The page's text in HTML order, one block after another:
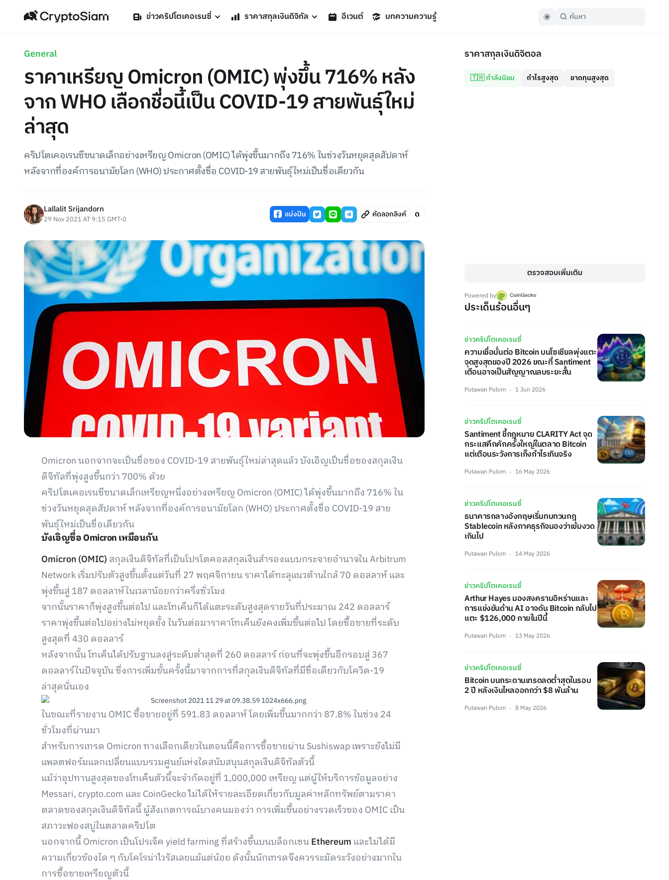
ข่าวคริปโตเคอเรนซี่ ราคาสกุลเงินดิจิทัล อีเวนต์ บทความความรู้
General
ราคาเหรียญ Omicron (OMIC) พุ่งขึ้น 716% หลัง
จาก WHO เลือกชื่อนี้เป็น COVID-19 สายพันธุ์ใหม่
ล่าสุด
คริปโตเคอเรนซีขนาดเล็กอย่างเหรียญ Omicron (OMIC) ได้พุ่งขึ้นมากถึง 716% ในช่วงวันหยุดสุดสัปดาห์
หลังจากที่องค์การอนามัยโลก (WHO) ประกาศตั้งชื่อ COVID-19 สายพันธุ์ใหม่เป็นชื่อเดียวกัน
Lallalit Srijandorn
29 Nov 2021 AT 9:15 GMT-0 แบ่งปัน คัดลอกลิงค์
Omicron นอกจากจะเป็นชื่อของ COVID-19 สายพันธุ์ใหม่ล่าสุดแล้ว บังเอิญเป็นชื่อของสกุลเงิน
ดิจิทัลที่พุ่งสูงขึ้นกว่า 700% ด้วย
คริปโตเคอเรนซีขนาดเล็กเหรียญหนึ่งอย่างเหรียญ Omicron (OMIC) ได้พุ่งขึ้นมากถึง 716% ใน
ช่วงวันหยุดสุดสัปดาห์ หลังจากที่องค์การอนามัยโลก (WHO) ประกาศตั้งชื่อ COVID-19 สาย
พันธุ์ใหม่เป็นชื่อเดียวกัน
บังเอิญชื่อ Omicron เหมือนกัน
Omicron (OMIC) สกุลเงินดิจิทัลที่เป็นโปรโตคอลสกุลเงินสำรองแบบกระจายอำนาจใน Arbitrum
Network เริ่มปรับตัวสูงขึ้นตั้งแต่วันที่ 27 พฤศจิกายน ราคาได้ทะลุแนวต้านใกล้ 70 ดอลลาห์ และ
พุ่งขึ้นสู่ 187 ดอลลาห์ในเวลาน้อยกว่าครึ่งชั่วโมง
จากนั้นราคาก็พุ่งสูงขึ้นต่อไป และโทเค็นก็ได้แตะระดับสูงสุดรายวันที่ประมาณ 242 ดอลลาร์
ราคาพุ่งขึ้นต่อไปอย่างไม่หยุดยั้ง ในวันต่อมาราคาโทเค็นยังคงเพิ่มขึ้นต่อไป โดยซื้อขายที่ระดับ
สูงสุดที่ 430 ดอลลาร์
หลังจากนั้น โทเค็นได้ปรับฐานลงสู่ระดับต่ำสุดที่ 260 ดอลลาร์ ก่อนที่จะพุ่งขึ้นอีกรอบสู่ 367
ดอลลาร์ในปัจจุบัน ซึ่งการเพิ่มขั้นครั้งนี้มาจากการที่สกุลเงินดิจิทัลที่มีชื่อเดียวกับโควิด-19
ล่าสุดนั่นเอง
ในขณะที่รายงาน OMIC ซื้อขายอยู่ที่ 591.83 ดอลลาห์ โดยเพิ่มขึ้นมากกว่า 87.8% ในช่วง 24
ชั่วโมงที่ผ่านมา
สำหรับการเทรด Omicron ทางเลือกเดียวในตอนนี้คือการซื้อขายผ่าน Sushiswap เพราะยังไม่มี
แพลตฟอร์มแลกเปลี่ยนแบบรวมศูนย์แห่งใดสนับสนุนสกุลเงินดิจิทัลตัวนี้
แม้ว่าอุปทานสูงสุดของโทเค็นตัวนี้จะจำกัดอยู่ที่ 1,000,000 เหรียญ แต่ผู้ให้บริการข้อมูลอย่าง
Messari, crypto.com และ CoinGecko ไม่ได้ให้รายละเอียดเกี่ยวกับมูลค่าหลักทรัพย์ตามราคา
ตลาดของสกุลเงินดิจิทัลนี้ ผู้สังเกตการณ์บางคนมองว่า การเพิ่มขึ้นอย่างรวดเร็วของ OMIC เป็น
สภาวะฟองสบู่ในตลาดคริปโต
นอกจากนี้ Omicron เป็นโปรเจ็ค yield farming ที่สร้างขึ้นบนบล็อกเชนEthereum และไม่ได้มี
ความเกี่ยวข้องใด ๆ กับโคโรน่าไวรัสเลยแม้แต่น้อย ดังนั้นนักเทรดจึงควรระมัดระวังอย่างมากใน
การซื้อขายเหรียญตัวนี้
ราคาสกุลเงินดิจิตอล
🇹🇭 กำลังนิยม กำไรสูงสุด ขาดทุนสูงสุด
ตรวจสอบเพิ่มเติม
Powered by
ประเด็นร้อนอื่นๆ
ข่าวคริปโตเคอเรนซี่
ความเชื่อมั่นต่อ Bitcoin บนโซเชียลพุ่งแตะ
จุดสูงสุดของปี 2026 ขณะที่ Santiment
เตือนอาจเป็นสัญญาณลบระยะสั้น
Putawan Pulom 1 Jun 2026
ข่าวคริปโตเคอเรนซี่
Santiment ชี้กฎหมาย CLARITY Act จุด
กระแสคึกคักครั้งใหญ่ในตลาด Bitcoin
แต่เตือนระวังการเก็งกำไรเกินจริง
Putawan Pulom 16 May 2026
ข่าวคริปโตเคอเรนซี่
ธนาคารกลางอังกฤษเริ่มทบทวนกฎ
Stablecoin หลังภาคธุรกิจมองว่าเข้มงวด
เกินไป
Putawan Pulom 14 May 2026
ข่าวคริปโตเคอเรนซี่
Arthur Hayes มองสงครามอิหร่านและ
การแข่งขันด้าน AI อาจดัน Bitcoin กลับไป
แตะ $126,000 ภายในปีนี้
Putawan Pulom 13 May 2026
ข่าวคริปโตเคอเรนซี่
Bitcoin บนกระดานเทรดลดต่ำสุดในรอบ
2 ปี หลังเงินไหลออกกว่า $8 พันล้าน
Putawan Pulom 8 May 2026